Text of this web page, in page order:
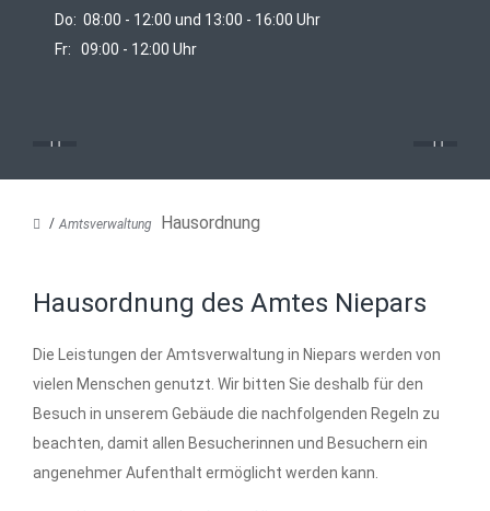
Do: 08:00 - 12:00 und 13:00 - 16:00 Uhr
Fr: 09:00 - 12:00 Uhr
Amtsverwaltung Hausordnung
Hausordnung des Amtes Niepars
Die Leistungen der Amtsverwaltung in Niepars werden von
vielen Menschen genutzt. Wir bitten Sie deshalb für den
Besuch in unserem Gebäude die nachfolgenden Regeln zu
beachten, damit allen Besucherinnen und Besuchern ein
angenehmer Aufenthalt ermöglicht werden kann.